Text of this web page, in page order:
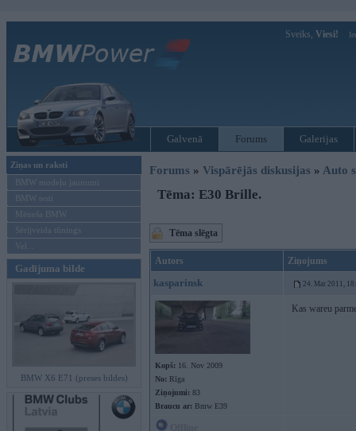
Sveiks, Viesi!
Galvenā Forums Galerijas
Ziņas un raksti
BMW modeļu jaunumi
BMW testi
Mēneša BMW
Sērijveida tūnings
Vel...
Gadījuma bilde
BMW X6 E71 (preses bildes)
Forums » Vispārējās diskusijas » Auto
Tēma: E30 Brille.
Tēma slēgta
Autors Ziņojums
kasparinsk 24. Mar 2011,
Kopš: 16. Nov 2009
No: Rīga
Ziņojumi: 83
Braucu ar: Bmw E39
Kas wareu